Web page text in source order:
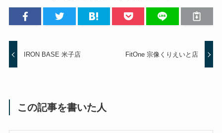
IRON BASE 米子店 FitOne 宗像くりえいと店
この記事を書いた人